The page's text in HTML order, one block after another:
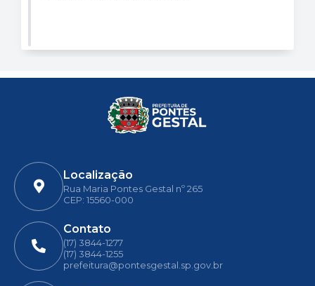
Localização
Rua Maria Pontes Gestal nº 265
CEP: 15560-000
Contato
(17) 3844-1277
(17) 3844-1255
prefeitura@pontesgestal.sp.gov.br